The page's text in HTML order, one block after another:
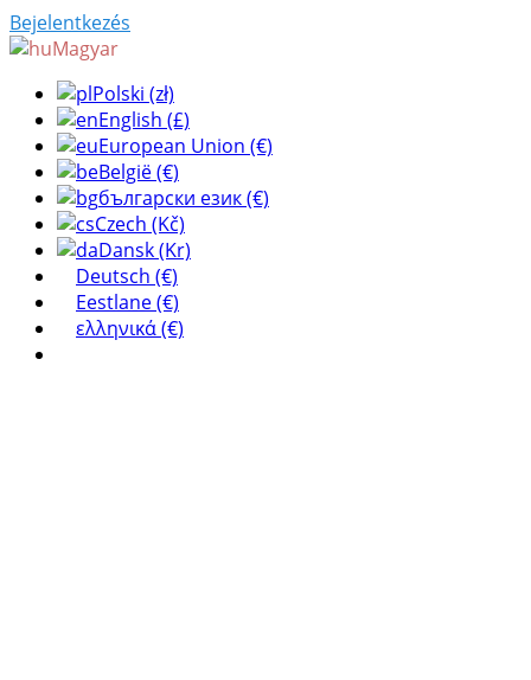
Bejelentkezés
Magyar
Polski (zł)
English (£)
European Union (€)
België (€)
български език (€)
Czech (Kč)
Dansk (Kr)
Deutsch (€)
Eestlane (€)
ελληνικά (€)